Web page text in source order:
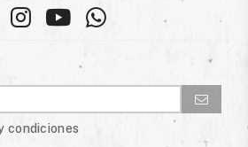
InstagramYouTubeWhatsapp
condiciones